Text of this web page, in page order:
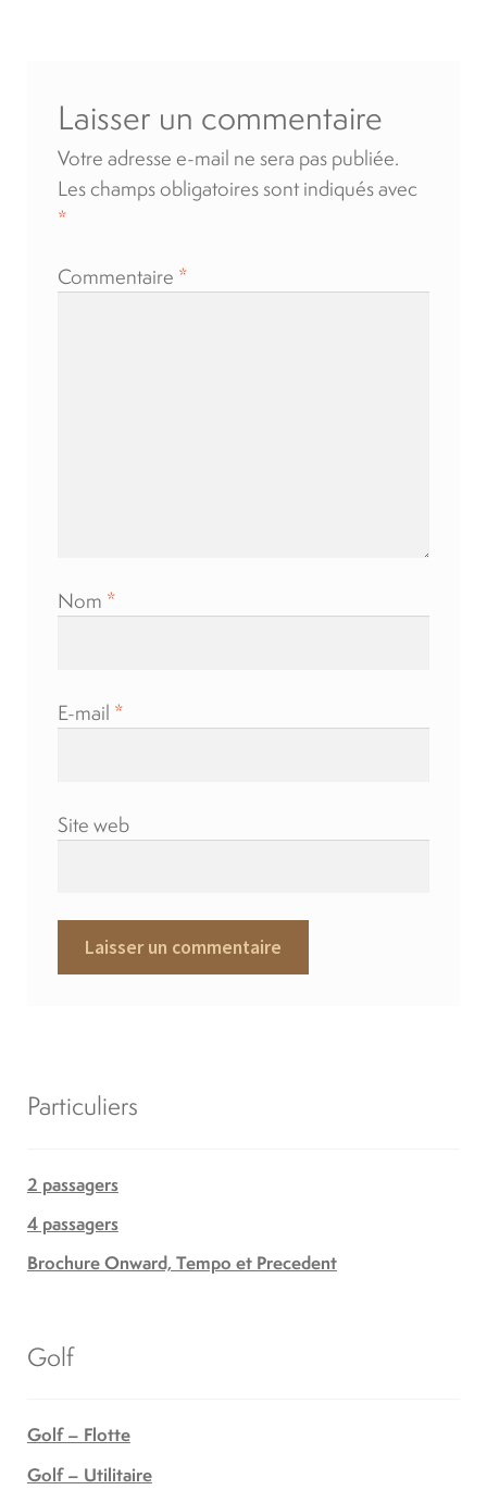
À propos
Blog
Laisser un commentaire
Votre adresse e-mail ne sera pas publiée.
Les champs obligatoires sont indiqués avec
*
Commentaire *
Nom *
E-mail *
Site web
Particuliers
2 passagers
4 passagers
Brochure Onward, Tempo et Precedent
Golf
Golf – Flotte
Golf – Utilitaire